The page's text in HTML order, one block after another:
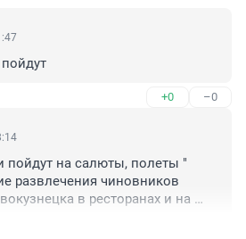
+0 –0
пойдут на салюты, полеты "
развлечения чиновников
в ресторанах и на